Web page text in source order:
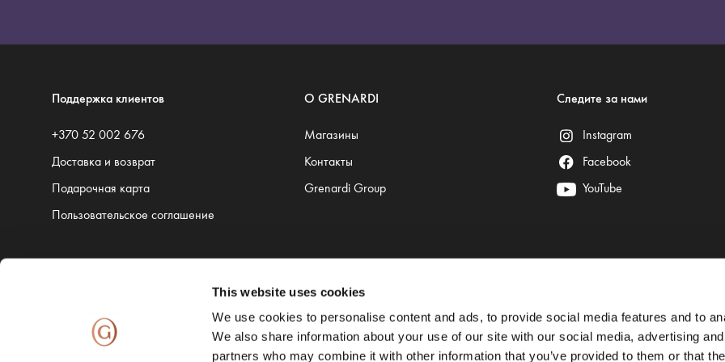
This website uses cookies
We use cookies to personalise content and ads, to provide social media features and to
We also share information about your use of our site with our social media, advertising
partners who may combine it with other information that you’ve provided to them or that
Поддержка клиентов
+370 52 002 676
Доставка и возврат
Подарочная карта
Пользовательское соглашение
O GRENARDI
Магазины
Контакты
Grenardi Group
Следите за нами
Instagram
Facebook
YouTube